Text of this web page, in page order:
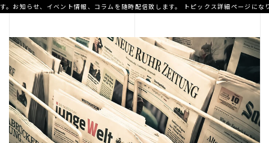
A.T home
お知らせ、イベント情報、コラムを随時配信致します。 トピックス詳細ページにな